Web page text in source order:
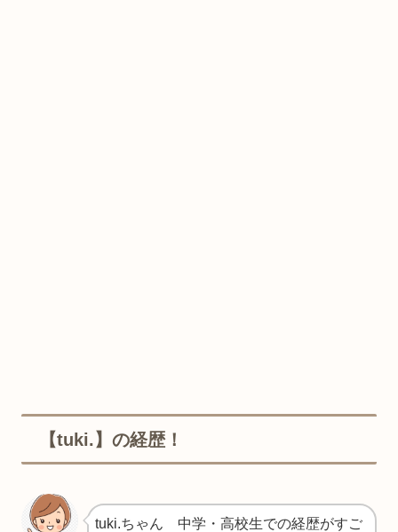
【tuki.】の経歴！
tuki.ちゃん 中学・高校生での経歴がすご